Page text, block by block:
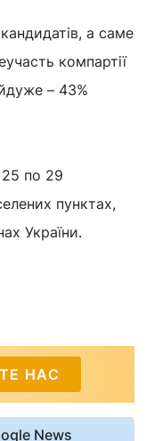
а саме
компартії
– 43%
по 29
пунктах,
України.
НАС
News